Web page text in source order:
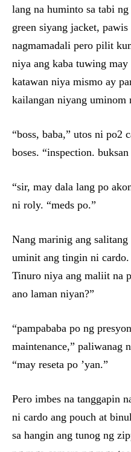
lang na huminto sa tabi
green siyang jacket,
nagmamadali pero pilit
niya ang kaba tuwing
katawan niya mismo ay
kailangan niyang uminom
“boss, baba,” utos ni po2
boses. “inspection.
“sir, may dala lang po
ni roly. “meds po.”
Nang marinig ang salitang
uminit ang tingin ni cardo.
Tinuro niya ang maliit na
ano laman niyan?”
“pampababa po ng
maintenance,” paliwanag
“may reseta po ’yan.”
Pero imbes na tanggapin
ni cardo ang pouch at
sa hangin ang tunog ng